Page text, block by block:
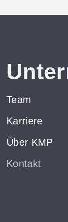
Team
Karriere
Über KMP
Kontakt